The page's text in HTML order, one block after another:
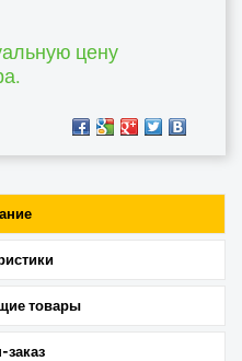
цену
товары
заказ